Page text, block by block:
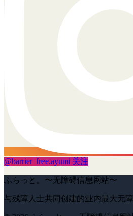
@barrier_free.ayumi 关注
ふらっと。〜无障碍信息网站〜
与残障人士共同创建的业内最大无